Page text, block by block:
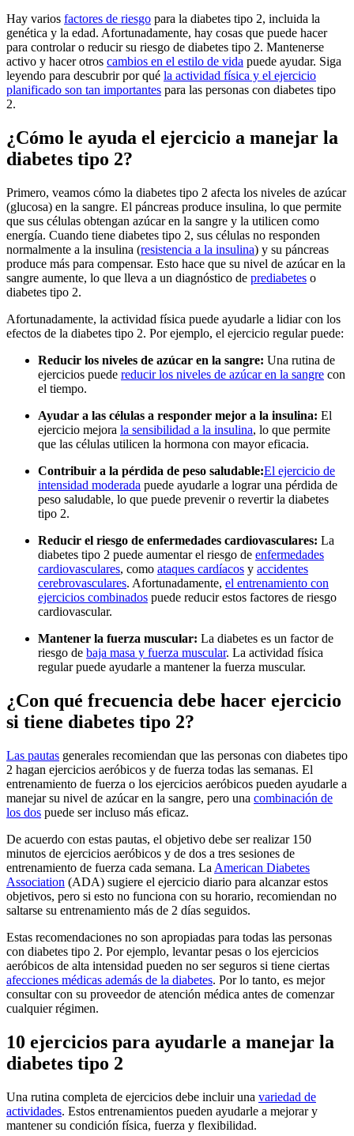
Hay varios factores de riesgo para la diabetes tipo 2, incluida la
genética y la edad. Afortunadamente, hay cosas que puede hacer
para controlar o reducir su riesgo de diabetes tipo 2. Mantenerse
activo y hacer otros cambios en el estilo de vida puede ayudar. Siga
leyendo para descubrir por qué la actividad física y el ejercicio
planificado son tan importantes para las personas con diabetes tipo
2.
¿Cómo le ayuda el ejercicio a manejar la
diabetes tipo 2?
Primero, veamos cómo la diabetes tipo 2 afecta los niveles de azúcar
(glucosa) en la sangre. El páncreas produce insulina, lo que permite
que sus células obtengan azúcar en la sangre y la utilicen como
energía. Cuando tiene diabetes tipo 2, sus células no responden
normalmente a la insulina (resistencia a la insulina) y su páncreas
produce más para compensar. Esto hace que su nivel de azúcar en la
sangre aumente, lo que lleva a un diagnóstico de prediabetes o
diabetes tipo 2.
Afortunadamente, la actividad física puede ayudarle a lidiar con los
efectos de la diabetes tipo 2. Por ejemplo, el ejercicio regular puede:
Reducir los niveles de azúcar en la sangre: Una rutina de
ejercicios puede reducir los niveles de azúcar en la sangre con
el tiempo.
Ayudar a las células a responder mejor a la insulina: El
ejercicio mejora la sensibilidad a la insulina, lo que permite
que las células utilicen la hormona con mayor eficacia.
Contribuir a la pérdida de peso saludable:El ejercicio de
intensidad moderada puede ayudarle a lograr una pérdida de
peso saludable, lo que puede prevenir o revertir la diabetes
tipo 2.
Reducir el riesgo de enfermedades cardiovasculares: La
diabetes tipo 2 puede aumentar el riesgo de enfermedades
cardiovasculares, como ataques cardíacos y accidentes
cerebrovasculares. Afortunadamente, el entrenamiento con
ejercicios combinados puede reducir estos factores de riesgo
cardiovascular.
Mantener la fuerza muscular: La diabetes es un factor de
riesgo de baja masa y fuerza muscular. La actividad física
regular puede ayudarle a mantener la fuerza muscular.
¿Con qué frecuencia debe hacer ejercicio
si tiene diabetes tipo 2?
Las pautas generales recomiendan que las personas con diabetes tipo
2 hagan ejercicios aeróbicos y de fuerza todas las semanas. El
entrenamiento de fuerza o los ejercicios aeróbicos pueden ayudarle a
manejar su nivel de azúcar en la sangre, pero una combinación de
los dos puede ser incluso más eficaz.
De acuerdo con estas pautas, el objetivo debe ser realizar 150
minutos de ejercicios aeróbicos y de dos a tres sesiones de
entrenamiento de fuerza cada semana. La American Diabetes
Association (ADA) sugiere el ejercicio diario para alcanzar estos
objetivos, pero si esto no funciona con su horario, recomiendan no
saltarse su entrenamiento más de 2 días seguidos.
Estas recomendaciones no son apropiadas para todas las personas
con diabetes tipo 2. Por ejemplo, levantar pesas o los ejercicios
aeróbicos de alta intensidad pueden no ser seguros si tiene ciertas
afecciones médicas además de la diabetes. Por lo tanto, es mejor
consultar con su proveedor de atención médica antes de comenzar
cualquier régimen.
10 ejercicios para ayudarle a manejar la
diabetes tipo 2
Una rutina completa de ejercicios debe incluir una variedad de
actividades. Estos entrenamientos pueden ayudarle a mejorar y
mantener su condición física, fuerza y flexibilidad.